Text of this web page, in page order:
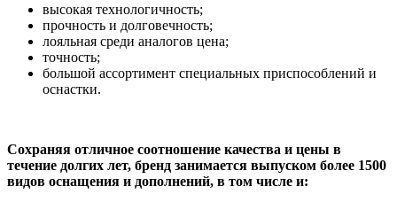
высокая технологичность;
прочность и долговечность;
лояльная среди аналогов цена;
точность;
большой ассортимент специальных приспособлений и
оснастки.
Сохраняя отличное соотношение качества и цены в
течение долгих лет, бренд занимается выпуском более 1500
видов оснащения и дополнений, в том числе и: